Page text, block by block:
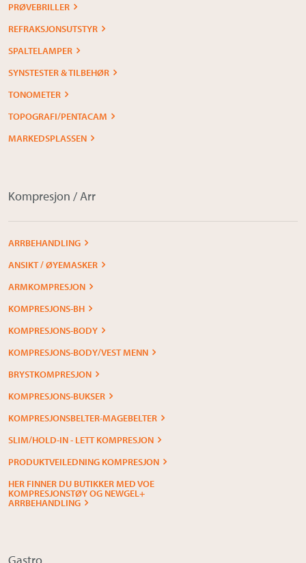
PRØVEBRILLER
REFRAKSJONSUTSTYR
SPALTELAMPER
SYNSTESTER & TILBEHØR
TONOMETER
TOPOGRAFI/PENTACAM
MARKEDSPLASSEN
Kompresjon / Arr
ARRBEHANDLING
ANSIKT / ØYEMASKER
ARMKOMPRESJON
KOMPRESJONS-BH
KOMPRESJONS-BODY
KOMPRESJONS-BODY/VEST MENN
BRYSTKOMPRESJON
KOMPRESJONS-BUKSER
KOMPRESJONSBELTER-MAGEBELTER
SLIM/HOLD-IN - LETT KOMPRESJON
PRODUKTVEILEDNING KOMPRESJON
HER FINNER DU BUTIKKER MED VOE
KOMPRESJONSTØY OG NEWGEL+
ARRBEHANDLING
Gastro